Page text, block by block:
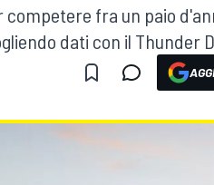
fra un paio
dati con il Thunder